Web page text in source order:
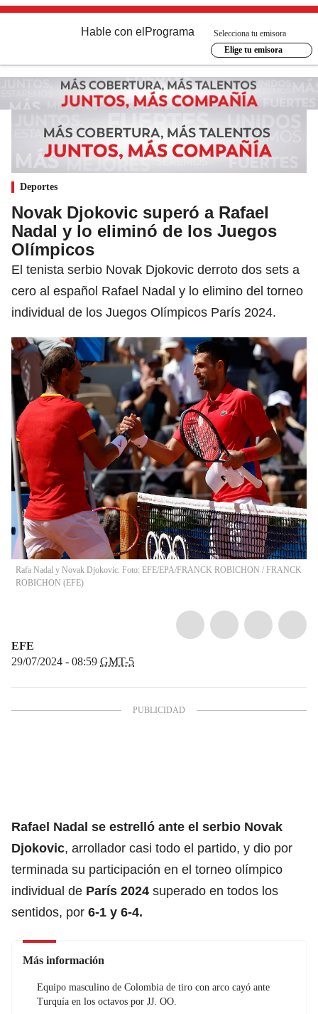
Hable con el Programa
Selecciona tu emisora
Elige tu emisora
Deportes
Novak Djokovic superó a Rafael
Nadal y lo eliminó de los Juegos
Olímpicos
El tenista serbio Novak Djokovic derroto dos sets a
cero al español Rafael Nadal y lo elimino del torneo
individual de los Juegos Olímpicos París 2024.
Rafa Nadal y Novak Djokovic. Foto: EFE/EPA/FRANCK ROBICHON / FRANCK
ROBICHON (EFE)
EFE
29/07/2024 - 08:59 GMT-5
Rafael Nadal se estrelló ante el serbio Novak
Djokovic, arrollador casi todo el partido, y dio por
terminada su participación en el torneo olímpico
individual de París 2024 superado en todos los
sentidos, por 6-1 y 6-4.
Más información
Equipo masculino de Colombia de tiro con arco cayó ante
Turquía en los octavos por JJ. OO.